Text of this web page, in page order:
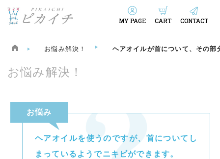
MY PAGE CART CONTACT
お悩み解決！ ヘアオイルが首について、その部
お悩み解決！
お悩み
ヘアオイルを使うのですが、首についてし
まっているようでニキビができます。